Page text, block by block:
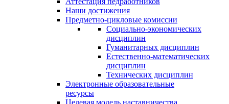
Наши достижения
Предметно-цикловые комиссии
Социально-экономических
дисциплин
Гуманитарных дисциплин
Естественно-математических
дисциплин
Технических дисциплин
Электронные образовательные
ресурсы
Целевая модель наставничества